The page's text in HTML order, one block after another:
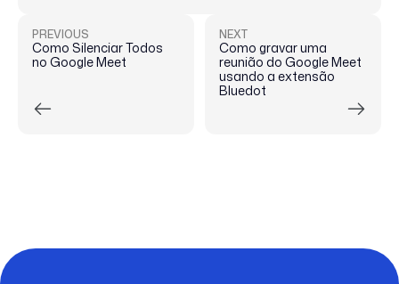
PREVIOUS
Como Silenciar Todos
no Google Meet
NEXT
Como gravar uma
reunião do Google Meet
usando a extensão
Bluedot